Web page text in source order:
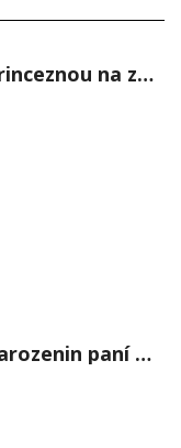
Prohlídka s princeznou na zámku Stekník
Oslava 101. narozenin paní Věry Skořepové